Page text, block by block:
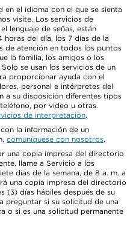
en el idioma con el que se sienta
visite. Los servicios de
lenguaje de señas, están
horas del día, los 7 días de la
de atención en todos los puntos
la familia, los amigos o los
se usan los servicios de un
proporcionar ayuda con el
personal e intérpretes del
a su disposición diferentes tipos
por video u otras.
de interpretación.
la información de un
comuníquese con nosotros.
una copia impresa del directorio
llame a Servicio a los
días de la semana, de 8 a. m. a
una copia impresa del directorio
(3) días hábiles después de su
preguntar si su solicitud de una
o si es una solicitud permanente